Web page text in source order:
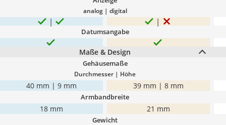
analog | digital
Datumsangabe
Maße & Design
Gehäusemaße
Durchmesser | Höhe
40 mm | 9 mm 39 mm | 8 mm
Armbandbreite
18 mm 21 mm
Gewicht